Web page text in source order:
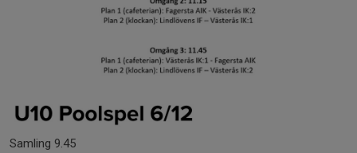
Samling 9.45